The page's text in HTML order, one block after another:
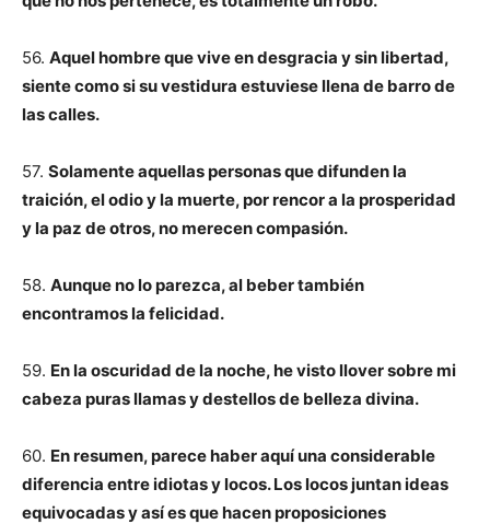
56. Aquel hombre que vive en desgracia y sin libertad,
siente como si su vestidura estuviese llena de barro de
las calles.
57. Solamente aquellas personas que difunden la
traición, el odio y la muerte, por rencor a la prosperidad
y la paz de otros, no merecen compasión.
58. Aunque no lo parezca, al beber también
encontramos la felicidad.
59. En la oscuridad de la noche, he visto llover sobre mi
cabeza puras llamas y destellos de belleza divina.
60. En resumen, parece haber aquí una considerable
diferencia entre idiotas y locos. Los locos juntan ideas
equivocadas y así es que hacen proposiciones